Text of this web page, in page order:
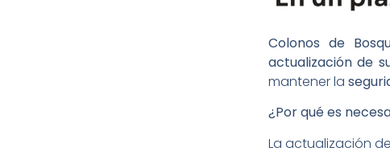
Colonos de
actualización de
mantener la
¿Por qué es
La actualización